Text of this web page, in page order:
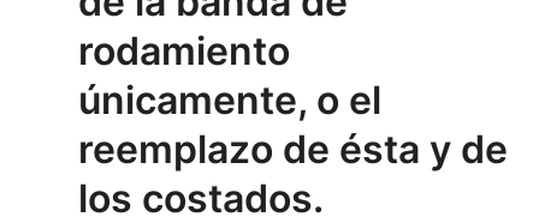
rodamiento
únicamente, o el
reemplazo de ésta y de
los costados.